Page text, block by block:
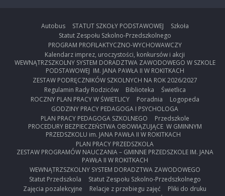
Autobus STATUT SZKOŁY PODSTAWOWEJ
Szkoła
Statut Zespołu Szkolno-Przedszkolnego
PROGRAM PROFILAKTYCZNO-WYCHOWAWCZY
Kalendarz imprez, uroczystości, konkursów i akcji
WEWNĄTRZSZKOLNY SYSTEM DORADZTWA ZAWODOWEGO W SZKOLE
PODSTAWOWEJ IM. JANA PAWŁA II W ROKITKACH
ZESTAW PODRĘCZNIKÓW SZKOLNYCH NA ROK 2026/2027
Regulamin Rady Rodziców
Biblioteka
Świetlica
ROCZNY PLAN PRACY W ŚWIETLICY
Poradnia
Logopeda
GODZINY PRACY PEDAGOGA I PSYCHOLOGA
PLAN PRACY PEDAGOGA SZKOLNEGO
Przedszkole
PROCEDURY BEZPIECZEŃSTWA OBOWIĄZUJĄCE W GMINNYM
PRZEDSZKOLU im. JANA PAWŁA II W ROKITKACH
PLAN PRACY PRZEDSZKOLA
ZESTAW PROGRAMÓW NAUCZANIA – GMINNE PRZEDSZKOLE IM. JANA
PAWŁA II W ROKITKACH
WEWNĄTRZSZKOLNY SYSTEM DORADZTWA ZAWODOWEGO
Statut Przedszkola
Statut Zespołu Szkolno-Przedszkolnego
Zajęcia pozalekcyjne
Relacje z przebiegu zajęć
Pliki do druku